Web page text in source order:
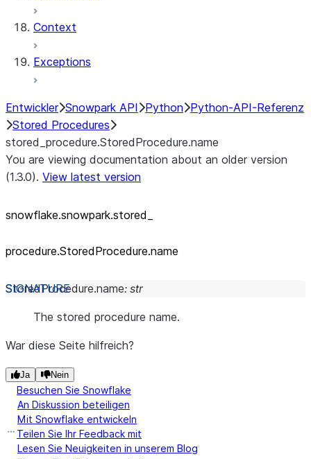
Context
Exceptions
Entwickler Snowpark API Python Python-API-Referenz
Stored Procedures
stored_procedure.StoredProcedure.name
You are viewing documentation about an older version
(1.3.0). View latest version
snowflake.snowpark.stored_
procedure.StoredProcedure.name
StoredProcedure.name: str
The stored procedure name.
War diese Seite hilfreich?
Ja Nein
Besuchen Sie Snowflake
An Diskussion beteiligen
Mit Snowflake entwickeln
Teilen Sie Ihr Feedback mit
Lesen Sie Neuigkeiten in unserem Blog